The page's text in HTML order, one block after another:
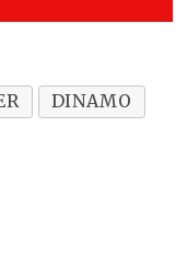
DINAMO